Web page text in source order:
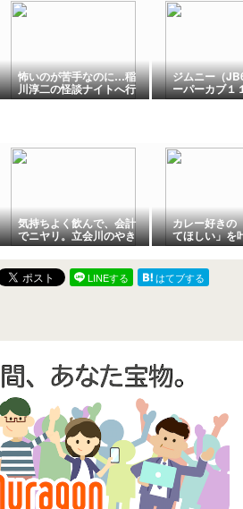
怖いのが苦手なのに…稲
川淳二の怪談ナイトへ行
ってきました！
ジムニー（
ーパーカブ１
（JA07）〜
気持ちよく飲んで、会計
でニヤリ。立会川のやき
とん『もつ焼 信』
カレー好きの
てほしい」を
皿。蒲田『ド
LINEする
はてブする